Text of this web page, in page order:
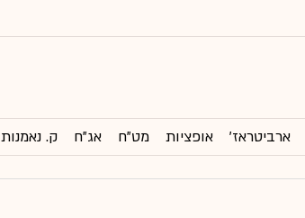
ארביטראז' אופציות מט"ח אג"ח ק. נאמנות